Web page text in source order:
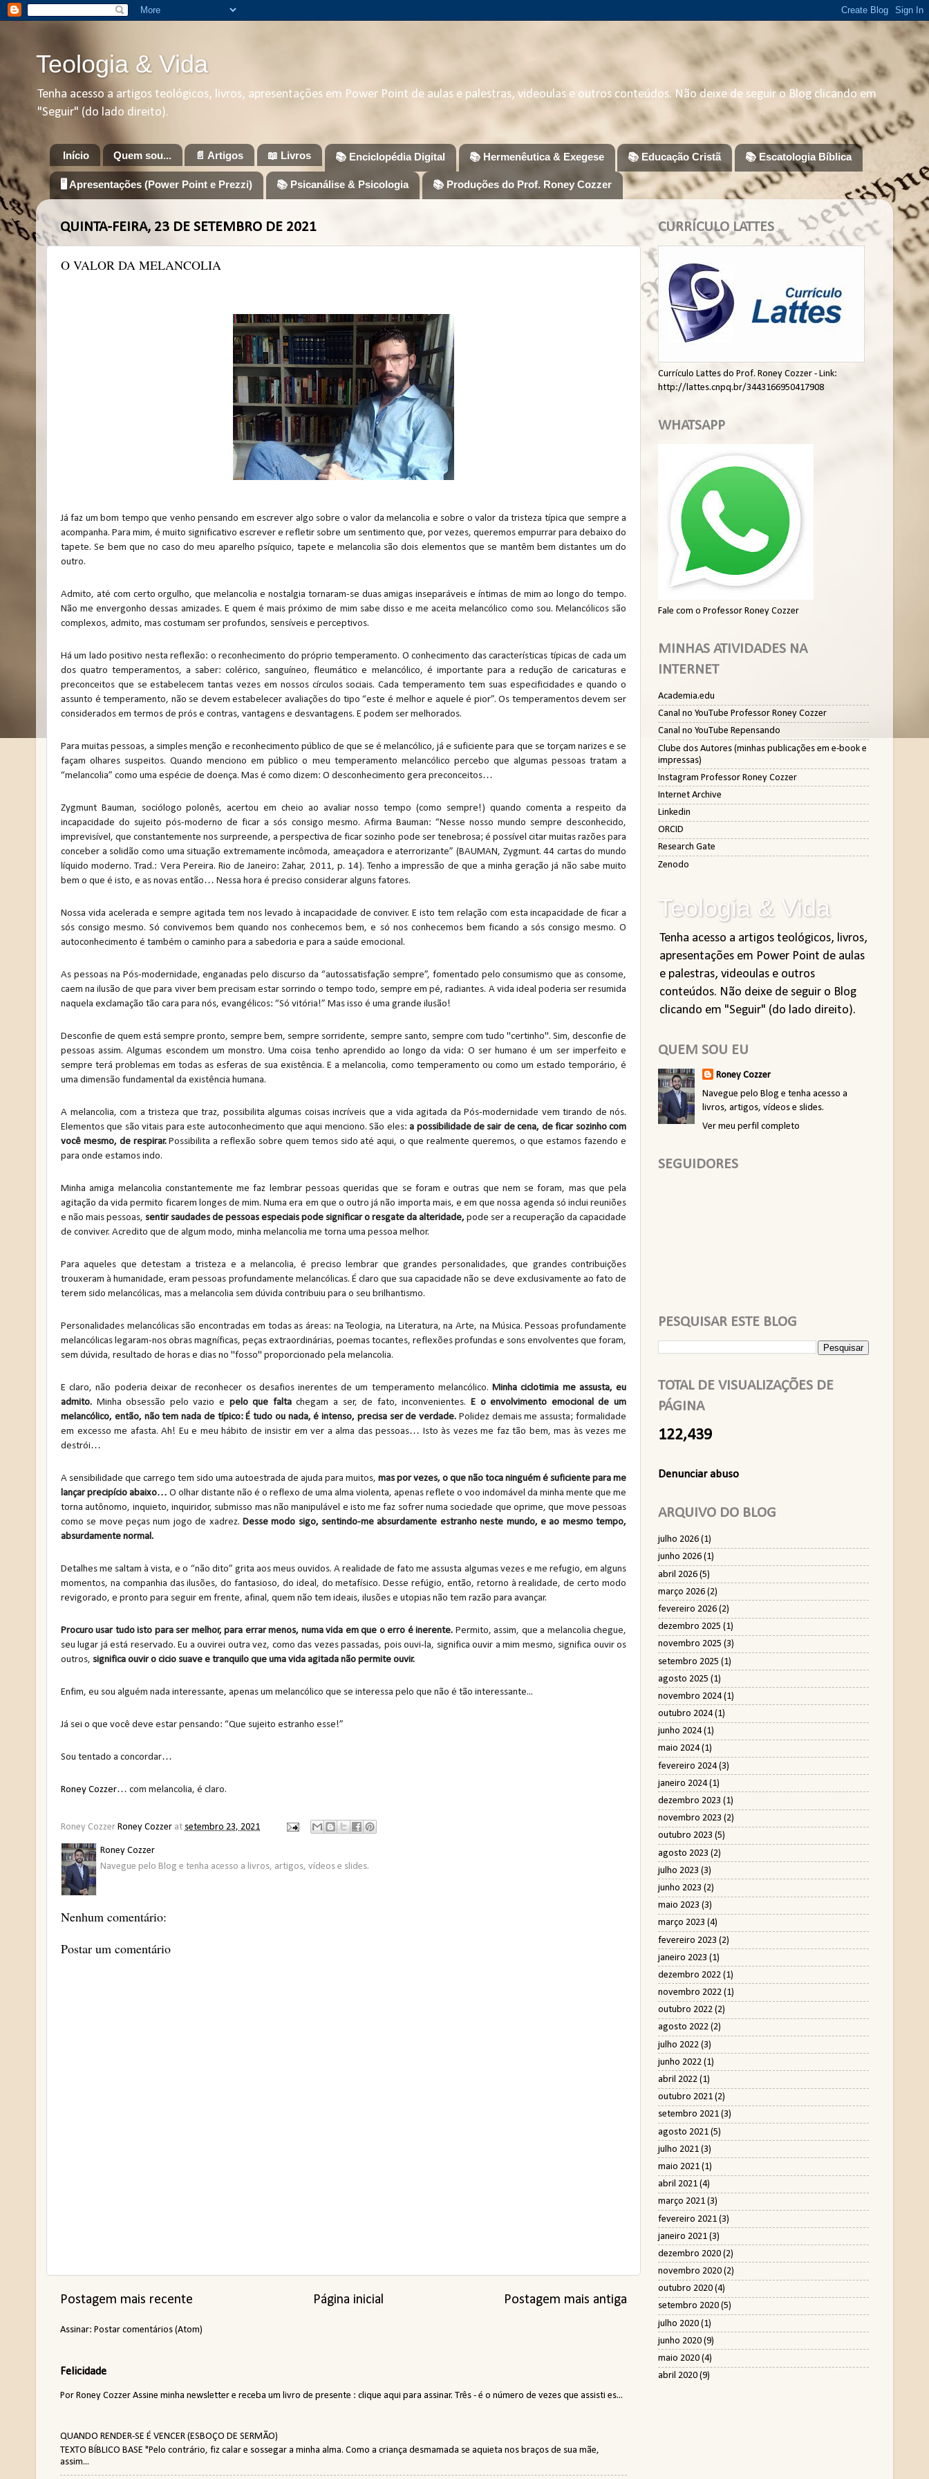
Teologia & Vida
Tenha acesso a artigos teológicos, livros, apresentações em Power Point de aulas e palestras, videoulas e outros conteúdos. Não deixe de seguir o Blog clicando em
"Seguir" (do lado direito).
Início Quem sou... 📄 Artigos 📖 Livros 📚 Enciclopédia Digital 📚 Hermenêutica & Exegese 📚 Educação Cristã 📚 Escatologia Bíblica
🖥️ Apresentações (Power Point e Prezzi) 📚 Psicanálise & Psicologia 📚 Produções do Prof. Roney Cozzer
QUINTA-FEIRA, 23 DE SETEMBRO DE 2021
O VALOR DA MELANCOLIA
Já faz um bom tempo que venho pensando em escrever algo sobre o valor da melancolia e sobre o valor da tristeza típica que sempre a
acompanha. Para mim, é muito significativo escrever e refletir sobre um sentimento que, por vezes, queremos empurrar para debaixo do
tapete. Se bem que no caso do meu aparelho psíquico, tapete e melancolia são dois elementos que se mantêm bem distantes um do
outro.
Admito, até com certo orgulho, que melancolia e nostalgia tornaram-se duas amigas inseparáveis e íntimas de mim ao longo do tempo.
Não me envergonho dessas amizades. E quem é mais próximo de mim sabe disso e me aceita melancólico como sou. Melancólicos são
complexos, admito, mas costumam ser profundos, sensíveis e perceptivos.
Há um lado positivo nesta reflexão: o reconhecimento do próprio temperamento. O conhecimento das características típicas de cada um
dos quatro temperamentos, a saber: colérico, sanguíneo, fleumático e melancólico, é importante para a redução de caricaturas e
preconceitos que se estabelecem tantas vezes em nossos círculos sociais. Cada temperamento tem suas especificidades e quando o
assunto é temperamento, não se devem estabelecer avaliações do tipo “este é melhor e aquele é pior”. Os temperamentos devem ser
considerados em termos de prós e contras, vantagens e desvantagens. E podem ser melhorados.
Para muitas pessoas, a simples menção e reconhecimento público de que se é melancólico, já e suficiente para que se torçam narizes e se
façam olhares suspeitos. Quando menciono em público o meu temperamento melancólico percebo que algumas pessoas tratam a
“melancolia” como uma espécie de doença. Mas é como dizem: O desconhecimento gera preconceitos…
Zygmunt Bauman, sociólogo polonês, acertou em cheio ao avaliar nosso tempo (como sempre!) quando comenta a respeito da
incapacidade do sujeito pós-moderno de ficar a sós consigo mesmo. Afirma Bauman: “Nesse nosso mundo sempre desconhecido,
imprevisível, que constantemente nos surpreende, a perspectiva de ficar sozinho pode ser tenebrosa; é possível citar muitas razões para
conceber a solidão como uma situação extremamente incômoda, ameaçadora e aterrorizante” (BAUMAN, Zygmunt. 44 cartas do mundo
líquido moderno. Trad.: Vera Pereira. Rio de Janeiro: Zahar, 2011, p. 14). Tenho a impressão de que a minha geração já não sabe muito
bem o que é isto, e as novas então… Nessa hora é preciso considerar alguns fatores.
Nossa vida acelerada e sempre agitada tem nos levado à incapacidade de conviver. E isto tem relação com esta incapacidade de ficar a
sós consigo mesmo. Só convivemos bem quando nos conhecemos bem, e só nos conhecemos bem ficando a sós consigo mesmo. O
autoconhecimento é também o caminho para a sabedoria e para a saúde emocional.
As pessoas na Pós-modernidade, enganadas pelo discurso da “autossatisfação sempre”, fomentado pelo consumismo que as consome,
caem na ilusão de que para viver bem precisam estar sorrindo o tempo todo, sempre em pé, radiantes. A vida ideal poderia ser resumida
naquela exclamação tão cara para nós, evangélicos: “Só vitória!” Mas isso é uma grande ilusão!
Desconfie de quem está sempre pronto, sempre bem, sempre sorridente, sempre santo, sempre com tudo "certinho". Sim, desconfie de
pessoas assim. Algumas escondem um monstro. Uma coisa tenho aprendido ao longo da vida: O ser humano é um ser imperfeito e
sempre terá problemas em todas as esferas de sua existência. E a melancolia, como temperamento ou como um estado temporário, é
uma dimensão fundamental da existência humana.
A melancolia, com a tristeza que traz, possibilita algumas coisas incríveis que a vida agitada da Pós-modernidade vem tirando de nós.
Elementos que são vitais para este autoconhecimento que aqui menciono. São eles:a possibilidade de sair de cena, de ficar sozinho com
você mesmo, de respirar.Possibilita a reflexão sobre quem temos sido até aqui, o que realmente queremos, o que estamos fazendo e
para onde estamos indo.
Minha amiga melancolia constantemente me faz lembrar pessoas queridas que se foram e outras que nem se foram, mas que pela
agitação da vida permito ficarem longes de mim. Numa era em que o outro já não importa mais, e em que nossa agenda só inclui reuniões
e não mais pessoas, sentir saudades de pessoas especiais pode significar o resgate da alteridade, pode ser a recuperação da capacidade
de conviver. Acredito que de algum modo, minha melancolia me torna uma pessoa melhor.
Para aqueles que detestam a tristeza e a melancolia, é preciso lembrar que grandes personalidades, que grandes contribuições
trouxeram à humanidade, eram pessoas profundamente melancólicas. É claro que sua capacidade não se deve exclusivamente ao fato de
terem sido melancólicas, mas a melancolia sem dúvida contribuiu para o seu brilhantismo.
Personalidades melancólicas são encontradas em todas as áreas: na Teologia, na Literatura, na Arte, na Música. Pessoas profundamente
melancólicas legaram-nos obras magníficas, peças extraordinárias, poemas tocantes, reflexões profundas e sons envolventes que foram,
sem dúvida, resultado de horas e dias no "fosso" proporcionado pela melancolia.
E claro, não poderia deixar de reconhecer os desafios inerentes de um temperamento melancólico.Minha ciclotimia me assusta, eu
admito. Minha obsessão pelo vazio e pelo que faltachegam a ser, de fato, inconvenientes.E o envolvimento emocional de um
melancólico, então, não tem nada de típico: É tudo ou nada, é intenso, precisa ser de verdade. Polidez demais me assusta; formalidade
em excesso me afasta. Ah! Eu e meu hábito de insistir em ver a alma das pessoas… Isto às vezes me faz tão bem, mas às vezes me
destrói…
A sensibilidade que carrego tem sido uma autoestrada de ajuda para muitos, mas por vezes, o que não toca ninguém é suficiente para me
lançar precipício abaixo… O olhar distante não é o reflexo de uma alma violenta, apenas reflete o voo indomável da minha mente que me
torna autônomo, inquieto, inquiridor, submisso mas não manipulável e isto me faz sofrer numa sociedade que oprime, que move pessoas
como se move peças num jogo de xadrez. Desse modo sigo, sentindo-me absurdamente estranho neste mundo, e ao mesmo tempo,
absurdamente normal.
Detalhes me saltam à vista, e o “não dito” grita aos meus ouvidos. A realidade de fato me assusta algumas vezes e me refugio, em alguns
momentos, na companhia das ilusões, do fantasioso, do ideal, do metafísico. Desse refúgio, então, retorno à realidade, de certo modo
revigorado, e pronto para seguir em frente, afinal, quem não tem ideais, ilusões e utopias não tem razão para avançar.
Procuro usar tudo isto para ser melhor, para errar menos, numa vida em que o erro é inerente. Permito, assim, que a melancolia chegue,
seu lugar já está reservado. Eu a ouvirei outra vez, como das vezes passadas, pois ouvi-la, significa ouvir a mim mesmo, significa ouvir os
outros, significa ouvir o cicio suave e tranquilo que uma vida agitada não permite ouvir.
Enfim, eu sou alguém nada interessante, apenas um melancólico que se interessa pelo que não é tão interessante...
Já sei o que você deve estar pensando: “Que sujeito estranho esse!”
Sou tentado a concordar…
Roney Cozzer… com melancolia, é claro.
Roney Cozzer Roney Cozzer at setembro 23, 2021
Roney Cozzer
Navegue pelo Blog e tenha acesso a livros, artigos, vídeos e slides.
Nenhum comentário:
Postar um comentário
Postagem mais recente Postagem mais antiga
Página inicial
Assinar: Postar comentários (Atom)
Felicidade
Por Roney Cozzer Assine minha newsletter e receba um livro de presente : clique aqui para assinar. Três - é o número de vezes que assisti es...
QUANDO RENDER-SE É VENCER (ESBOÇO DE SERMÃO)
TEXTO BÍBLICO BASE "Pelo contrário, fiz calar e sossegar a minha alma. Como a criança desmamada se aquieta nos braços de sua mãe,
assim...
CURRÍCULO LATTES
Currículo Lattes do Prof. Roney Cozzer - Link:
http://lattes.cnpq.br/3443166950417908
WHATSAPP
Fale com o Professor Roney Cozzer
MINHAS ATIVIDADES NA
INTERNET
Academia.edu
Canal no YouTube Professor Roney Cozzer
Canal no YouTube Repensando
Clube dos Autores (minhas publicações em e-book e
impressas)
Instagram Professor Roney Cozzer
Internet Archive
Linkedin
ORCID
Research Gate
Zenodo
Teologia & Vida
Tenha acesso a artigos teológicos, livros,
apresentações em Power Point de aulas
e palestras, videoulas e outros
conteúdos. Não deixe de seguir o Blog
clicando em "Seguir" (do lado direito).
QUEM SOU EU
Roney Cozzer
Navegue pelo Blog e tenha acesso a
livros, artigos, vídeos e slides.
Ver meu perfil completo
SEGUIDORES
PESQUISAR ESTE BLOG
TOTAL DE VISUALIZAÇÕES DE
PÁGINA
122,439
Denunciar abuso
ARQUIVO DO BLOG
julho 2026 (1)
junho 2026 (1)
abril 2026 (5)
março 2026 (2)
fevereiro 2026 (2)
dezembro 2025 (1)
novembro 2025 (3)
setembro 2025 (1)
agosto 2025 (1)
novembro 2024(1)
outubro 2024(1)
junho 2024(1)
maio 2024(1)
fevereiro 2024(3)
janeiro 2024(1)
dezembro 2023 (1)
novembro 2023 (2)
outubro 2023 (5)
agosto 2023 (2)
julho 2023 (3)
junho 2023 (2)
maio 2023 (3)
março 2023 (4)
fevereiro 2023 (2)
janeiro 2023 (1)
dezembro 2022 (1)
novembro 2022 (1)
outubro 2022 (2)
agosto 2022 (2)
julho 2022 (3)
junho 2022 (1)
abril 2022 (1)
outubro 2021 (2)
setembro 2021 (3)
agosto 2021 (5)
julho 2021 (3)
maio 2021 (1)
abril 2021 (4)
março 2021 (3)
fevereiro 2021 (3)
janeiro 2021 (3)
dezembro 2020 (2)
novembro 2020 (2)
outubro 2020 (4)
setembro 2020 (5)
julho 2020 (1)
junho 2020 (9)
maio 2020 (4)
abril 2020 (9)